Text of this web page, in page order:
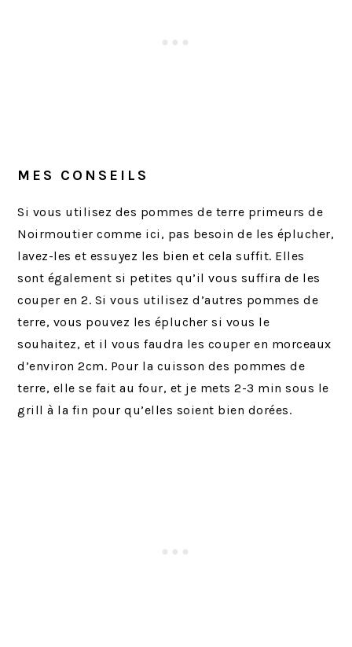
MES CONSEILS
Si vous utilisez des pommes de terre primeurs de
Noirmoutier comme ici, pas besoin de les éplucher,
lavez-les et essuyez les bien et cela suffit. Elles
sont également si petites qu’il vous suffira de les
couper en 2. Si vous utilisez d’autres pommes de
terre, vous pouvez les éplucher si vous le
souhaitez, et il vous faudra les couper en morceaux
d’environ 2cm. Pour la cuisson des pommes de
terre, elle se fait au four, et je mets 2-3 min sous le
grill à la fin pour qu’elles soient bien dorées.